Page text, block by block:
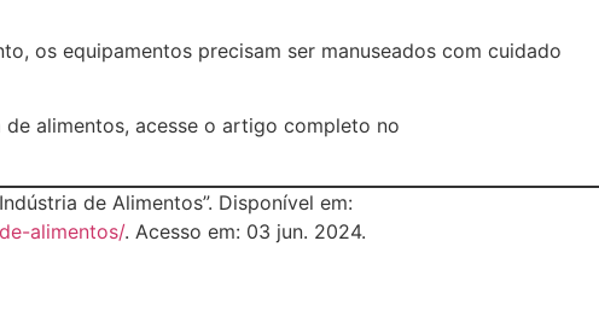
os equipamentos precisam ser manuseados com cuidado
alimentos, acesse o artigo completo no
de Alimentos”. Disponível em:
alimentos/. Acesso em: 03 jun. 2024.